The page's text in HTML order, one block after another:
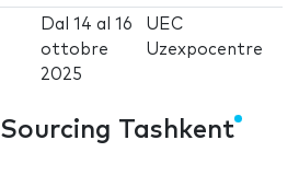
Dal14 al16
ottobre
2025
UEC
Uzexpocentre
Tashkent